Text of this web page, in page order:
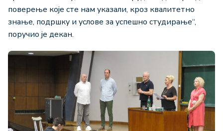
поверење које сте нам указали, кроз квалитетно
знање, подршку и услове за успешно студирање“,
поручио је декан.